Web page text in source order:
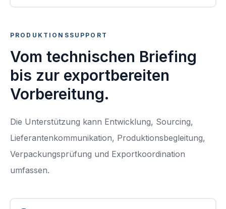
PRODUKTIONSSUPPORT
Vom technischen Briefing
bis zur exportbereiten
Vorbereitung.
Die Unterstützung kann Entwicklung, Sourcing,
Lieferantenkommunikation, Produktionsbegleitung,
Verpackungsprüfung und Exportkoordination
umfassen.